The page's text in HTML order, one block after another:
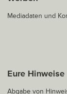
Mediadaten und
Eure Hinweise
Abgabe von